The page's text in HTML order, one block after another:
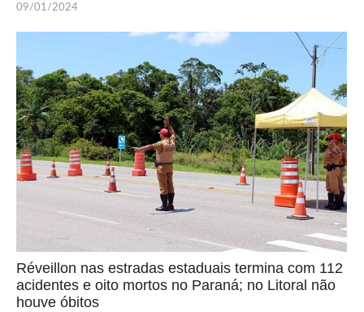
09/01/2024
Réveillon nas estradas estaduais termina com 112
acidentes e oito mortos no Paraná; no Litoral não
houve óbitos